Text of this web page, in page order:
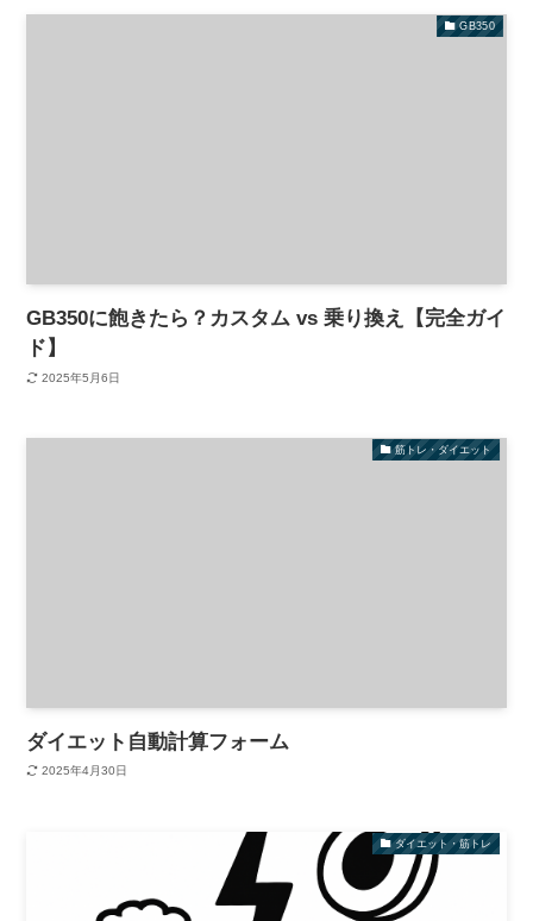
GB350
GB350に飽きたら？カスタム vs 乗り換え【完全ガイ
ド】
2025年5月6日
筋トレ・ダイエット
ダイエット自動計算フォーム
2025年4月30日
ダイエット・筋トレ